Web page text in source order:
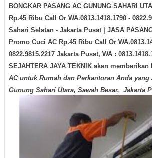
BONGKAR PASANG AC GUNUNG SAHARI
Rp.45 Ribu Call Or WA.0813.1418.1790 -
Sahari Selatan - Jakarta Pusat | JASA
Promo Cuci AC Rp.45 Ribu Call Or
0822.9815.2217 Jakarta Pusat, WA :
SEJAHTERA JAYA TEKNIK akan memberikan
AC untuk Rumah dan Perkantoran Anda yang
Gunung Sahari Utara, Sawah Besar, Jakarta